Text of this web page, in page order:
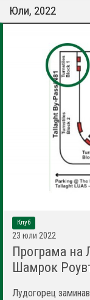
ЗА ФЕНОВЕ
Юли, 2022
Клуб
23 юли 2022
Програма на
Шамрок
Лудогорец